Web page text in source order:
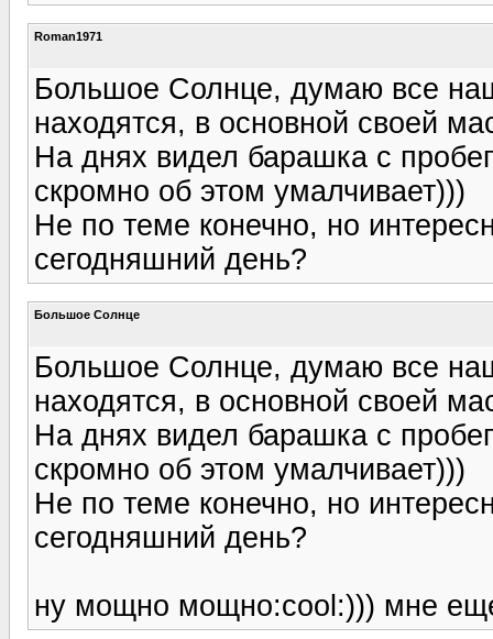
Roman1971
Большое Солнце, думаю все
находятся, в основной своей
На днях видел барашка с
скромно об этом умалчивает)))
Не по теме конечно, но
сегодняшний день?
Большое Солнце
Большое Солнце, думаю все
находятся, в основной своей
На днях видел барашка с
скромно об этом умалчивает)))
Не по теме конечно, но
сегодняшний день?
ну мощно мощно:cool:))) мне еще